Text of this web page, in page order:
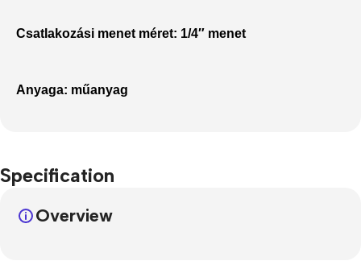
Csatlakozási menet méret: 1/4″ menet
Anyaga: műanyag
Specification
Overview